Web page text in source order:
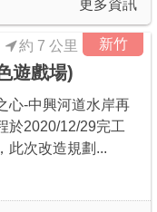
更多資訊
新竹
遊戲場)
約 7 公里
心-中興河道水岸再
於2020/12/29完工
此次改造規劃...